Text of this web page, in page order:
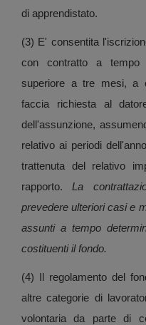
di apprendistato.
(3) E' consentita
con contratto a tempo
superiore a tre mesi, a
faccia richiesta al
dell'assunzione,
relativo ai periodi
trattenuta del relativo
rapporto.La
prevedere ulteriori casi e
assunti a tempo
costituenti il fondo.
(4) Il regolamento del
altre categorie di
volontaria da parte di